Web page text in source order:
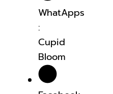
WhatApps
:
Cupid
Bloom